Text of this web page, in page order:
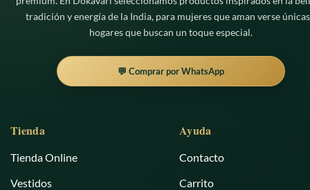
tradición y energía de la India, para mujeres que aman verse
hogares que buscan un toque especial.
💬 Comprar por WhatsApp
Tienda
Tienda Online
Vestidos
Ayuda
Contacto
Carrito